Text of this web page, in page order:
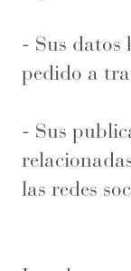
- Sus datos
pedido a
- Sus
las redes